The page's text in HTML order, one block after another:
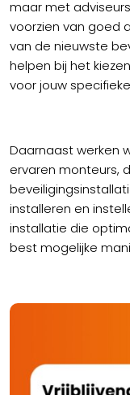
maar met
voorzien van goed
van de nieuwste
helpen bij het
voor jouw
Daarnaast werken
ervaren monteurs,
installeren en
installatie die
best mogelijke